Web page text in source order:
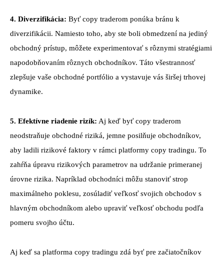
4. Diverzifikácia: Byť copy traderom ponúka bránu k
diverzifikácii. Namiesto toho, aby ste boli obmedzení na jediný
obchodný prístup, môžete experimentovať s rôznymi stratégiami
napodobňovaním rôznych obchodníkov. Táto všestrannosť
zlepšuje vaše obchodné portfólio a vystavuje vás širšej trhovej
dynamike.
5. Efektívne riadenie rizík: Aj keď byť copy traderom
neodstraňuje obchodné riziká, jemne posilňuje obchodníkov,
aby ladili rizikové faktory v rámci platformy copy tradingu. To
zahŕňa úpravu rizikových parametrov na udržanie primeranej
úrovne rizika. Napríklad obchodníci môžu stanoviť strop
maximálneho poklesu, zosúladiť veľkosť svojich obchodov s
hlavným obchodníkom alebo upraviť veľkosť obchodu podľa
pomeru svojho účtu.
Aj keď sa platforma copy tradingu zdá byť pre začiatočníkov